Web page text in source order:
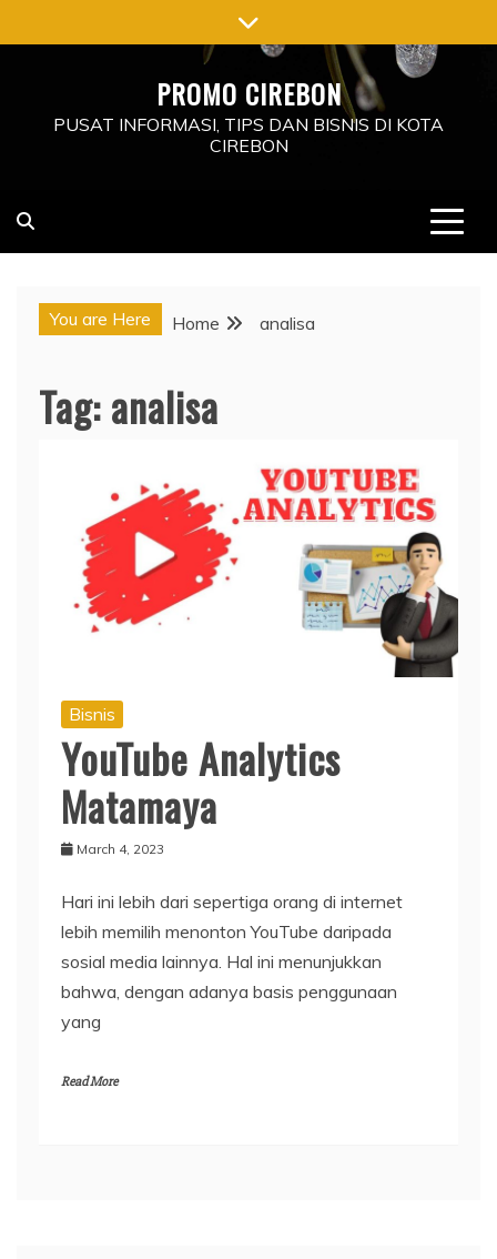
to
PROMO CIREBON
PUSAT INFORMASI, TIPS DAN BISNIS DI KOTA
CIREBON
You are Here Home analisa
Tag:analisa
Bisnis
YouTube Analytics
Matamaya
March 4, 2023
Hari ini lebih dari sepertiga orang di internet
lebih memilih menonton YouTube daripada
sosial media lainnya. Hal ini menunjukkan
bahwa, dengan adanya basis penggunaan
yang
Read More